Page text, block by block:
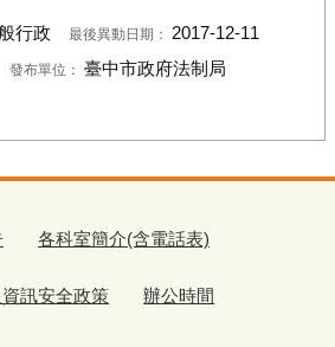
行政 最後異動日期： 2017-12-11
發布單位： 臺中市政府法制局
各科室簡介(含電話表)
訊安全政策 辦公時間